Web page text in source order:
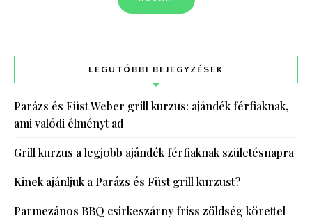
LEGUTÓBBI BEJEGYZÉSEK
Parázs és Füst Weber grill kurzus: ajándék férfiaknak,
ami valódi élményt ad
Grill kurzus a legjobb ajándék férfiaknak születésnapra
Kinek ajánljuk a Parázs és Füst grill kurzust?
Parmezános BBQ csirkeszárny friss zöldség körettel